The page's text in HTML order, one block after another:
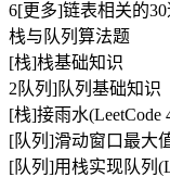
6[更多]链表相关的
栈与队列算法题
[栈]栈基础知识
2队列]队列基础知识
[栈]接雨水(LeetCode
[队列]滑动窗口最大
[队列]用栈实现队列